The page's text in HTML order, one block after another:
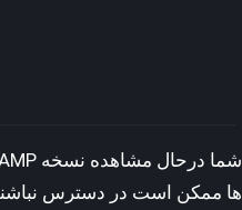
ها ممکن است در دسترس